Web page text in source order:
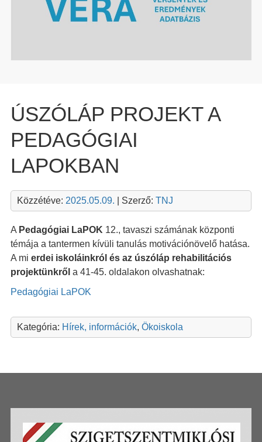
ÚSZÓLÁP PROJEKT A
PEDAGÓGIAI
LAPOKBAN
Közzétéve: 2025.05.09. | Szerző: TNJ
A Pedagógiai LaPOK 12., tavaszi számának központi
témája a tantermen kívüli tanulás motivációnövelő hatása.
A mi erdei iskoláinkról és az úszóláp rehabilitációs
projektünkről a 41-45. oldalakon olvashatnak:
Pedagógiai LaPOK
Kategória: Hírek, információk, Ökoiskola